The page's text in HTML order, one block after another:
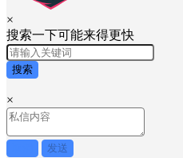
×
搜索一下可能来得更快
搜索
×
发送